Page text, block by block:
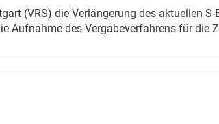
(VRS) die Verlängerung des aktuellen
Aufnahme des Vergabeverfahrens für die